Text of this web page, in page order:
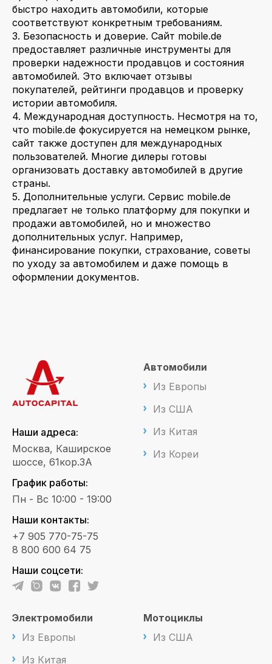
быстро находить автомобили, которые
соответствуют конкретным требованиям.
3. Безопасность и доверие. Сайт mobile.de
предоставляет различные инструменты для
проверки надежности продавцов и состояния
автомобилей. Это включает отзывы
покупателей, рейтинги продавцов и проверку
истории автомобиля.
4. Международная доступность. Несмотря на то,
что mobile.de фокусируется на немецком рынке,
сайт также доступен для международных
пользователей. Многие дилеры готовы
организовать доставку автомобилей в другие
страны.
5. Дополнительные услуги. Сервис mobile.de
предлагает не только платформу для покупки и
продажи автомобилей, но и множество
дополнительных услуг. Например,
финансирование покупки, страхование, советы
по уходу за автомобилем и даже помощь в
оформлении документов.
Наши адреса:
Москва, Каширское
шоссе, 61кор.3А
График работы:
Пн - Вс 10:00 - 19:00
Наши контакты:
+7 905 770-75-75
8 800 600 64 75
Наши соцсети:
Автомобили
Из Европы
Из США
Из Китая
Из Кореи
Электромобили
Из Европы
Из Китая
Мотоциклы
Из США